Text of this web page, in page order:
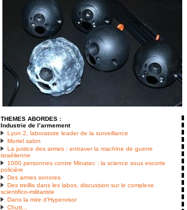
THEMES ABORDES :
Industrie de l’armement
Lyon 2, laboratoire leader de la surveillance
Mortel salon
La justice des armes : entraver la machine de guerre
israélienne
1000 personnes contre Minatec : la science sous escorte
policière
Des armes sonores
Des treillis dans les labos, discussion sur le complexe
scientifico-militariste
Dans la mire d’Hypervisor
Chutt...